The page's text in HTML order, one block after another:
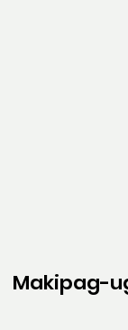
Makipag-